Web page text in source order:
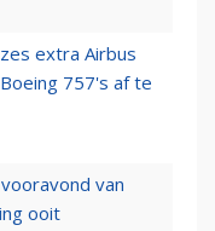
extra Airbus
757's af te
van
ooit